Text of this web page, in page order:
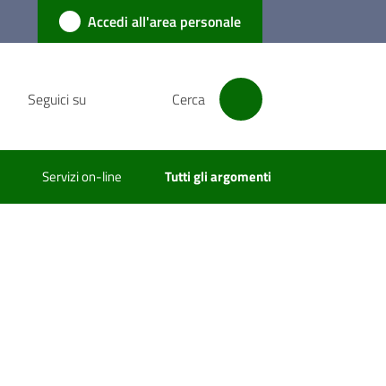
Accedi all'area personale
Seguici su Cerca
Servizi on-line Tutti gli argomenti